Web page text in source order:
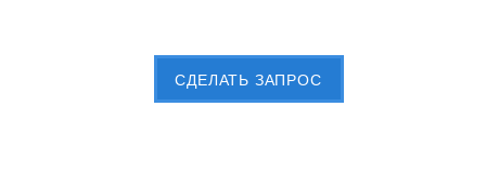
CДЕЛАТЬ ЗАПРОС